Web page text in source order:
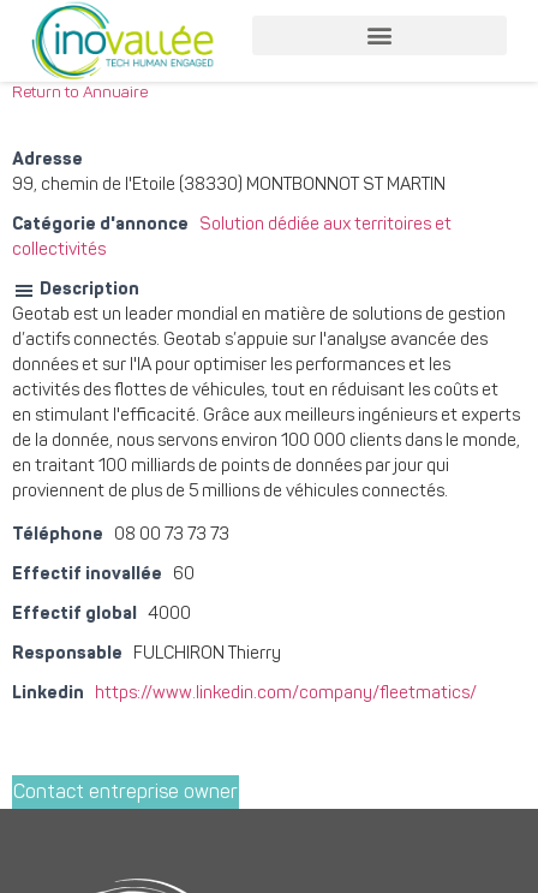
Return to Annuaire
Adresse
99, chemin de l'Etoile (38330) MONTBONNOT ST MARTIN
Catégorie d'annonce
Solution dédiée aux territoires et
collectivités
Description
Geotab est un leader mondial en matière de solutions de gestion
d’actifs connectés. Geotab s’appuie sur l'analyse avancée des
données et sur l'IA pour optimiser les performances et les
activités des flottes de véhicules, tout en réduisant les coûts et
en stimulant l'efficacité. Grâce aux meilleurs ingénieurs et experts
de la donnée, nous servons environ 100 000 clients dans le monde,
en traitant 100 milliards de points de données par jour qui
proviennent de plus de 5 millions de véhicules connectés.
Téléphone 08 00 73 73 73
Effectif inovallée 60
Effectif global 4000
Responsable FULCHIRON Thierry
Linkedin https://www.linkedin.com/company/fleetmatics/
Contact entreprise owner